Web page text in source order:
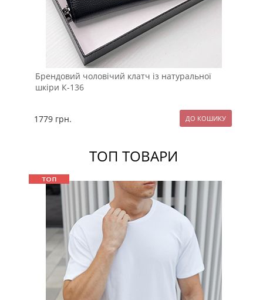
Брендовий чоловічий клатч із натуральної
шкіри К-136
1779 грн.
ТОП ТОВАРИ